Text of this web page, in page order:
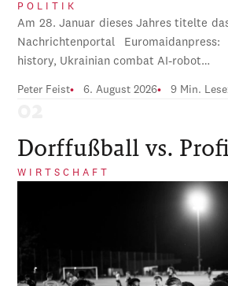
POLITIK
Am 28. Januar dieses Jahres titelte
Nachrichtenportal
history, Ukrainian combat AI-robot…
Peter Feist 6. August 2026 9 Min.
Dorffußball vs.
WIRTSCHAFT